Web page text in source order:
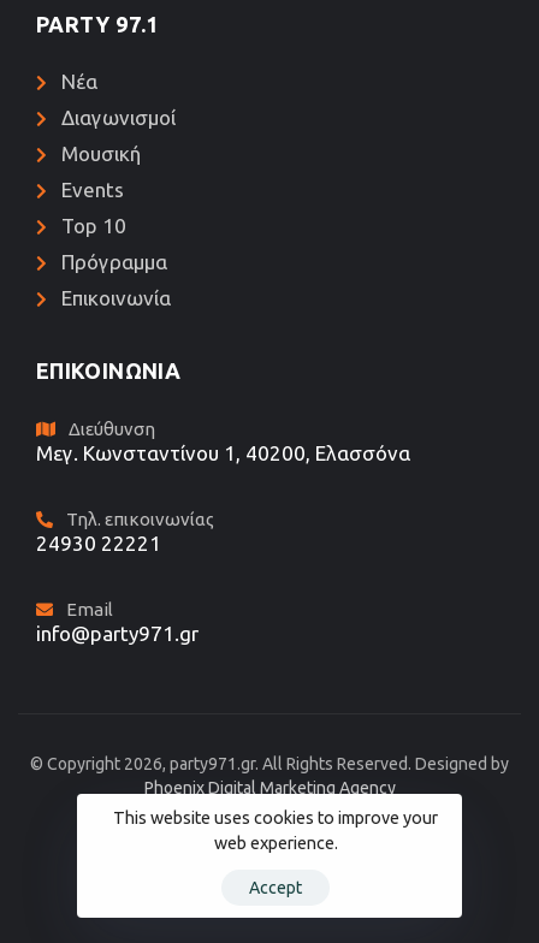
PARTY 97.1
Νέα
Διαγωνισμοί
Μουσική
Events
Top 10
Πρόγραμμα
Επικοινωνία
ΕΠΙΚΟΙΝΩΝΊΑ
Διεύθυνση
Μεγ. Κωνσταντίνου 1, 40200, Ελασσόνα
Τηλ. επικοινωνίας
24930 22221
Email
info@party971.gr
© Copyright 2026, party971.gr. All Rights Reserved. Designed by
Phoenix Digital Marketing Agency
This website uses cookies to improve your
web experience.
Accept